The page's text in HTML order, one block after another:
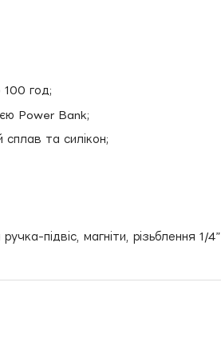
100 год;
Power Bank;
сплав та силікон;
підвіс, магніти, різьблення 1/4”